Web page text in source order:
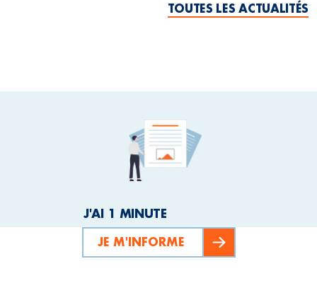
TOUTES LES ACTUALITÉS
J'AI 1 MINUTE
JE M'INFORME